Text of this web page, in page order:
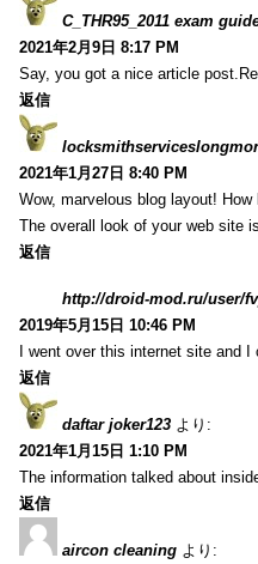
C_THR95_2011 exam
2021年2月9日 8:17 PM
Say, you got a nice article
返信
2021年1月27日 8:40 PM
Wow, marvelous blog layout!
The overall look of your web site
返信
http://droid-mod.ru/user/
2019年5月15日 10:46 PM
I went over this internet site and
返信
daftar joker123 より:
2021年1月15日 1:10 PM
The information talked about
返信
aircon cleaning より: